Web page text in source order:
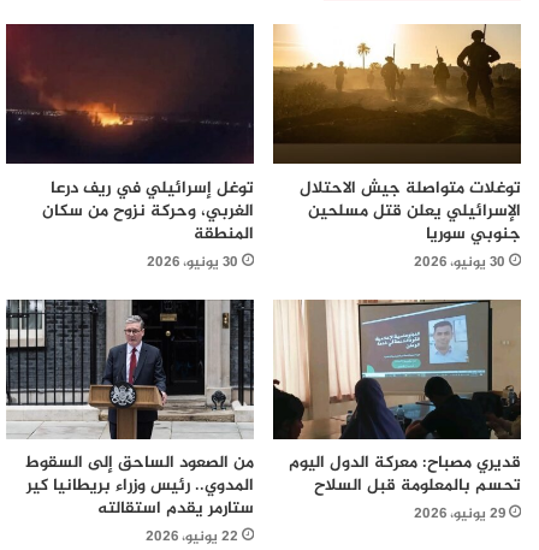
توغلات متواصلة جيش الاحتلال
الإسرائيلي يعلن قتل مسلحين
جنوبي سوريا
30 يونيو، 2026
توغل إسرائيلي في ريف درعا
الغربي، وحركة نزوح من سكان
المنطقة
30 يونيو، 2026
قديري مصباح: معركة الدول اليوم
تحسم بالمعلومة قبل السلاح
29 يونيو، 2026
من الصعود الساحق إلى السقوط
المدوي.. رئيس وزراء بريطانيا كير
ستارمر يقدم استقالته
22 يونيو، 2026